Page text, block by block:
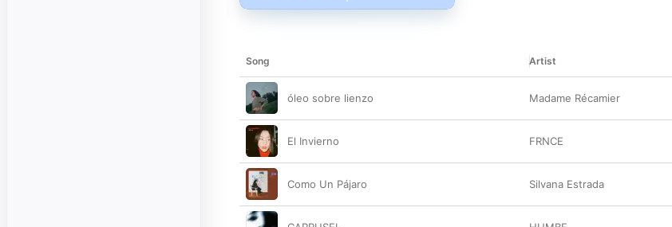
Song Artist
óleo sobre lienzo Madame Récamier
El Invierno FRNCE
Como Un Pájaro Silvana Estrada